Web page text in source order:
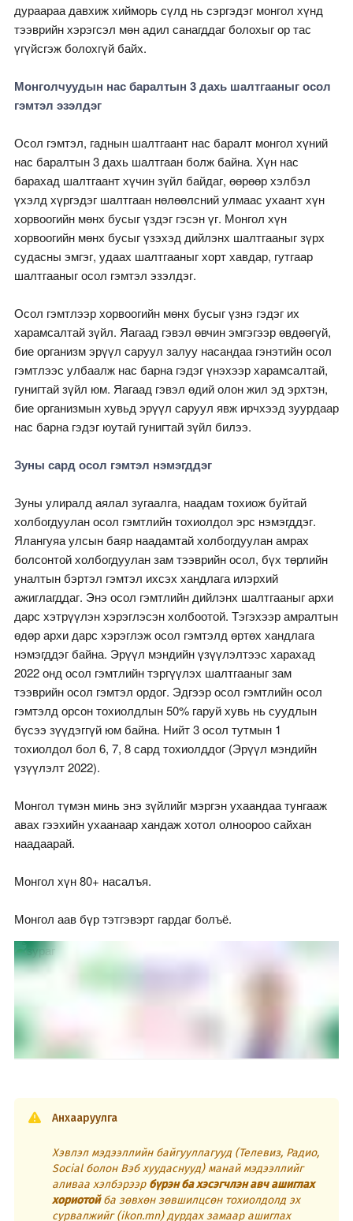
дураараа давхиж хийморь сүлд нь сэргэдэг монгол хүнд
тээврийн хэрэгсэл мөн адил санагддаг болохыг ор тас
үгүйсгэж болохгүй байх.
Монголчуудын нас баралтын 3 дахь шалтгааныг осол
гэмтэл эзэлдэг
Осол гэмтэл, гаднын шалтгаант нас баралт монгол хүний
нас баралтын 3 дахь шалтгаан болж байна. Хүн нас
барахад шалтгаант хүчин зүйл байдаг, өөрөөр хэлбэл
үхэлд хүргэдэг шалтгаан нөлөөлсний улмаас ухаант хүн
хорвоогийн мөнх бусыг үздэг гэсэн үг. Монгол хүн
хорвоогийн мөнх бусыг үзэхэд дийлэнх шалтгааныг зүрх
судасны эмгэг, удаах шалтгааныг хорт хавдар, гутгаар
шалтгааныг осол гэмтэл эзэлдэг.
Осол гэмтлээр хорвоогийн мөнх бусыг үзнэ гэдэг их
харамсалтай зүйл. Яагаад гэвэл өвчин эмгэгээр өвдөөгүй,
бие организм эрүүл саруул залуу насандаа гэнэтийн осол
гэмтлээс улбаалж нас барна гэдэг үнэхээр харамсалтай,
гунигтай зүйл юм. Яагаад гэвэл өдий олон жил эд эрхтэн,
бие организмын хувьд эрүүл саруул явж ирчхээд зуурдаар
нас барна гэдэг юутай гунигтай зүйл билээ.
Зуны сард осол гэмтэл нэмэгддэг
Зуны улиралд аялал зугаалга, наадам тохиож буйтай
холбогдуулан осол гэмтлийн тохиолдол эрс нэмэгддэг.
Ялангуяа улсын баяр наадамтай холбогдуулан амрах
болсонтой холбогдуулан зам тээврийн осол, бүх төрлийн
уналтын бэртэл гэмтэл ихсэх хандлага илэрхий
ажиглагддаг. Энэ осол гэмтлийн дийлэнх шалтгааныг архи
дарс хэтрүүлэн хэрэглэсэн холбоотой. Тэгэхээр амралтын
өдөр архи дарс хэрэглэж осол гэмтэлд өртөх хандлага
нэмэгддэг байна. Эрүүл мэндийн үзүүлэлтээс харахад
2022 онд осол гэмтлийн тэргүүлэх шалтгааныг зам
тээврийн осол гэмтэл ордог. Эдгээр осол гэмтлийн осол
гэмтэлд орсон тохиолдлын 50% гаруй хувь нь суудлын
бүсээ зүүдэггүй юм байна. Нийт 3 осол тутмын 1
тохиолдол бол 6, 7, 8 сард тохиолддог (Эрүүл мэндийн
үзүүлэлт 2022).
Монгол түмэн минь энэ зүйлийг мэргэн ухаандаа тунгааж
авах гээхийн ухаанаар хандаж хотол олноороо сайхан
наадаарай.
Монгол хүн 80+ насалъя.
Монгол аав бүр тэтгэвэрт гардаг болъё.
Анхааруулга
Хэвлэл мэдээллийн байгууллагууд (Телевиз, Радио,
Social болон Вэб хуудаснууд) манай мэдээллийг
аливаа хэлбэрээр бүрэн ба хэсэгчлэн авч ашиглах
хориотойба зөвхөн зөвшилцсөн тохиолдолд эх
сурвалжийг (ikon.mn) дурдах замаар ашиглах